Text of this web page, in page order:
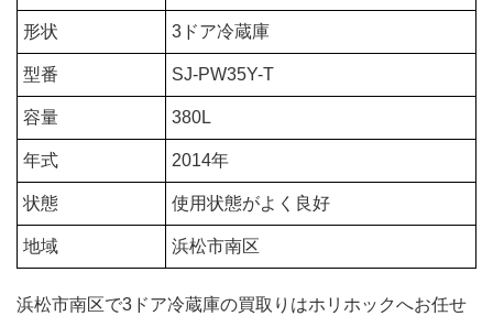
形状 3ドア冷蔵庫
型番 SJ-PW35Y-T
容量 380L
年式 2014年
状態 使用状態がよく良好
地域 浜松市南区
浜松市南区で3ドア冷蔵庫の買取りはホリホックへお任せ